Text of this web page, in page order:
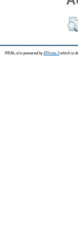
REAL-d is powered by EPrints 3which is